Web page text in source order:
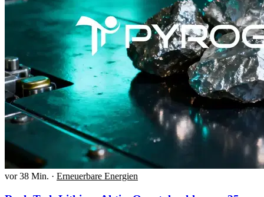
vor 38 Min. · Erneuerbare Energien